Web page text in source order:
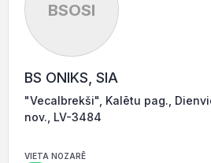
BSOSI
BS ONIKS, SIA
"Vecalbrekši", Kalētu pag.,
nov., LV-3484
VIETA NOZARĒ